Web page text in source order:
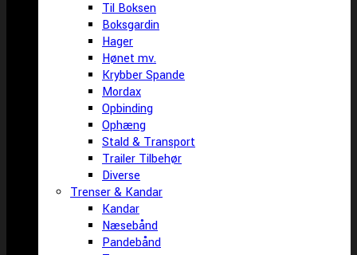
Til Boksen
Boksgardin
Hager
Hønet mv.
Krybber Spande
Mordax
Opbinding
Ophæng
Stald & Transport
Trailer Tilbehør
Diverse
Trenser & Kandar
Kandar
Næsebånd
Pandebånd